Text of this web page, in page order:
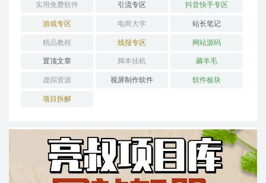
实用免费软件 引流专区 抖音快手专区
游戏专区 电商大学 站长笔记
精品教程 线报专区 网站源码
置顶文章 脚本挂机 薅羊毛
虚拟资源 视屏制作软件 软件板块
项目拆解